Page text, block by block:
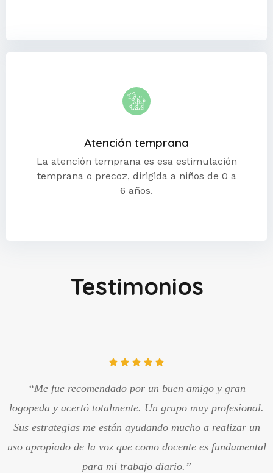
Atención temprana
La atención temprana es esa estimulación
temprana o precoz, dirigida a niños de 0 a
6 años.
Testimonios
“Me fue recomendado por un buen amigo y gran
logopeda y acertó totalmente. Un grupo muy profesional.
Sus estrategias me están ayudando mucho a realizar un
uso apropiado de la voz que como docente es fundamental
para mi trabajo diario.”